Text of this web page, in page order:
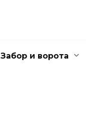
Забор и ворота